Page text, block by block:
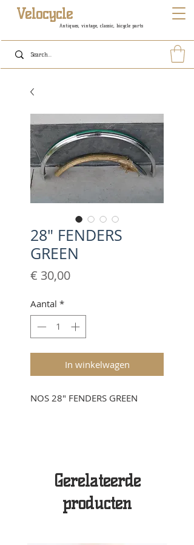
Antiques, vintage, classic, bicycle parts
Velocycle
28" FENDERS
GREEN
€ 30,00Prijs
Aantal *
In winkelwagen
NOS 28" FENDERS GREEN
Gerelateerde
producten